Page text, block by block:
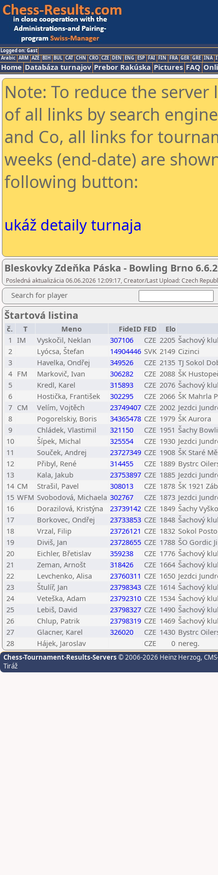
Logged on: Gast
Arabic ARM AZE BIH BUL CAT CHN CRO CZE DEN ENG ESP FAI FIN FRA GER GRE INA
Home Databáza turnajov Prebor Rakúska Pictures FAQ
Note: To reduce the
of all links by search
and Co, all links for
weeks (end-date) are
following button:
ukáž detaily turnaja
Bleskovky Zdeňka Páska - Bowling Brno
Posledná aktualizácia 06.06.2026 12:09:17, Creator/Last Upload: Czech
Search for player
Štartová listina
č. T Meno FideID FED
Elo
1 IM Vyskočil, Neklan 307106 CZE 2205 Šachový
2
Lyócsa, Štefan 14904446 SVK 2149 Cizinci
3
Havelka, Ondřej 349526 CZE 2135 TJ Sokol
4 FM Markovič, Ivan 306282 CZE 2088 ŠK
5
Kredl, Karel 315893 CZE 2076 Šachový
6
Hostička, František 302295 CZE 2066 ŠK Mahrla
7 CM Velím, Vojtěch 23749407 CZE 2002 Jezdci
8
Pogorelskiy, Boris 34365478 CZE 1979 ŠK Aurora
9
Chládek, Vlastimil 321150 CZE 1951 Šachy
10
Šípek, Michal 325554 CZE 1930 Jezdci
11
Souček, Andrej 23727349 CZE 1908 ŠK Staré
12
Přibyl, René 314455 CZE 1889 Bystrc
13
Kala, Jakub 23753897 CZE 1885 Jezdci
14 CM Strašil, Pavel 308013 CZE 1878 ŠK 1921
15 WFM Svobodová, Michaela 302767 CZE 1873 Jezdci
16
Dorazilová, Kristýna 23739142 CZE 1849 Šachy
17
Borkovec, Ondřej 23733853 CZE 1848 Šachový
18
Vrzal, Filip 23726121 CZE 1832 Sokol
19
Diviš, Jan 23728655 CZE 1788 ŠO Gordic
20
Eichler, Břetislav 359238 CZE 1776 Šachový
21
Zeman, Arnošt 318426 CZE 1664 Šachový
22
Levchenko, Alisa 23760311 CZE 1650 Jezdci
23
Štulíř, Jan 23798343 CZE 1614 Šachový
24
Veteška, Adam 23792310 CZE 1534 Šachový
25
Lebiš, David 23798327 CZE 1490 Šachový
26
Chlup, Patrik 23798319 CZE 1469 Šachový
27
Glacner, Karel 326020 CZE 1430 Bystrc
28
Hájek, Jaroslav CZE 0 nereg.
Chess-Tournament-Results-Servers © 2006-2026 Heinz Herzog,
Tiráž